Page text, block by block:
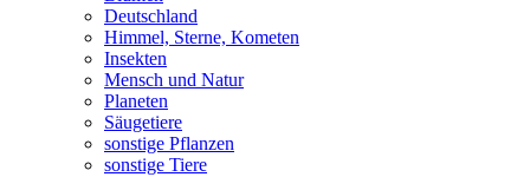
Deutschland
Himmel, Sterne, Kometen
Insekten
Mensch und Natur
Planeten
Säugetiere
sonstige Pflanzen
sonstige Tiere